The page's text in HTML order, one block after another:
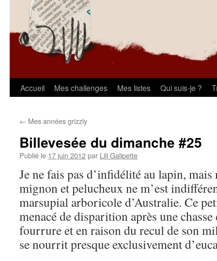
Aller
contenu
Accueil Mes challenges Mes listes Qui suis-je ?
← Mes années grizzly
Billevesée du dimanche #25
Publié le 17 juin 2012par Lili Galipette
Je ne fais pas d’infidélité au lapin,
mignon et pelucheux ne m’est
marsupial arboricole d’Australie. Ce
menacé de disparition après une chasse
fourrure et en raison du recul de son
se nourrit presque exclusivement